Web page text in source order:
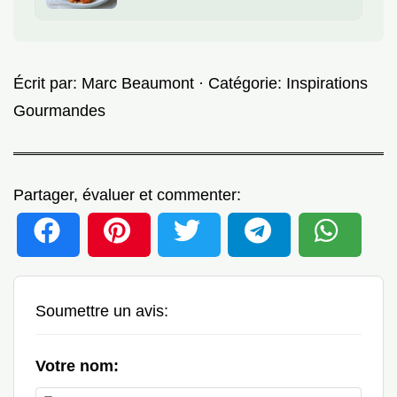
Écrit par: Marc Beaumont · Catégorie: Inspirations
Gourmandes
Partager, évaluer et commenter:
Soumettre un avis:
Votre nom: